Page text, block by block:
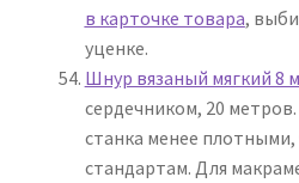
в карточке товара,
уценке.
Шнур вязаный мягкий 8
сердечником, 20
станка менее
стандартам. Для